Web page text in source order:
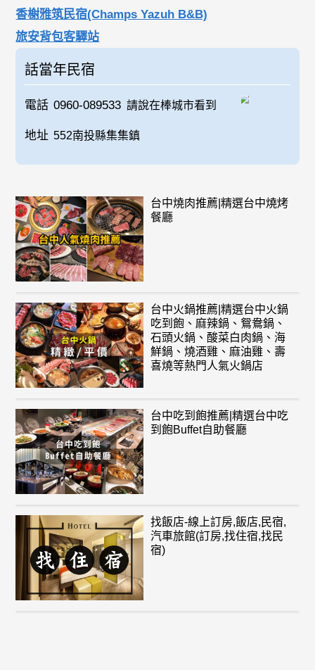
香榭雅筑民宿(Champs Yazuh B&B)
旅安背包客驛站
話當年民宿
電話 0960-089533 請說在棒城市看到
地址 552南投縣集集鎮
台中燒肉推薦|精選台中燒烤
餐廳
台中火鍋推薦|精選台中火鍋
吃到飽、麻辣鍋、鴛鴦鍋、
石頭火鍋、酸菜白肉鍋、海
鮮鍋、燒酒雞、麻油雞、壽
喜燒等熱門人氣火鍋店
台中吃到飽推薦|精選台中吃
到飽Buffet自助餐廳
找飯店-線上訂房,飯店,民宿,
汽車旅館(訂房,找住宿,找民
宿)